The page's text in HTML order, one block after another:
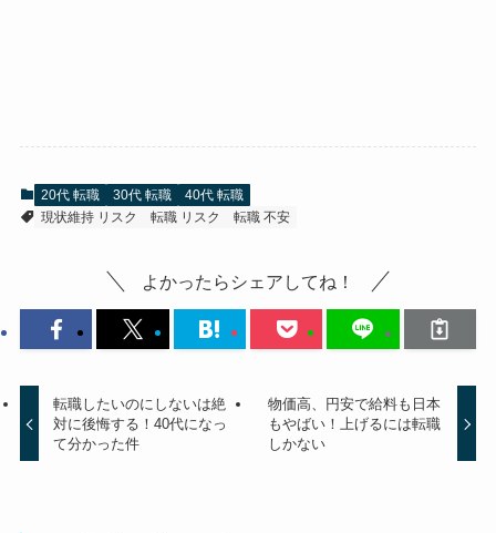
20代 転職 30代 転職
40代 転職
現状維持 リスク
転職 リスク 転職 不安
よかったらシェアしてね！
転職したいのにしないは絶
対に後悔する！40代になっ
て分かった件
物価高、円安で給料も日本
もやばい！上げるには転職
しかない